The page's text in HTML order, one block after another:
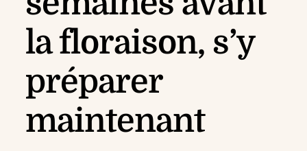
la floraison, s’y
préparer
maintenant